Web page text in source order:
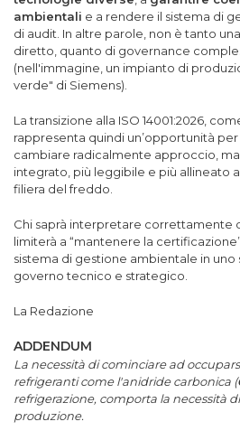
ambientali e a rendere il sistema di
di audit. In altre parole, non è tanto
diretto, quanto di governance
(nell'immagine, un impianto di
verde" di Siemens).
La transizione alla ISO 14001:2026,
rappresenta quindi un’opportunità
cambiare radicalmente approccio,
integrato, più leggibile e più allineato
filiera del freddo.
Chi saprà interpretare correttamente
limiterà a “mantenere la
sistema di gestione ambientale in
governo tecnico e strategico.
La Redazione
ADDENDUM
La necessità di cominciare ad
refrigeranti come l'anidride carbonica (
refrigerazione, comporta la necessità
produzione.